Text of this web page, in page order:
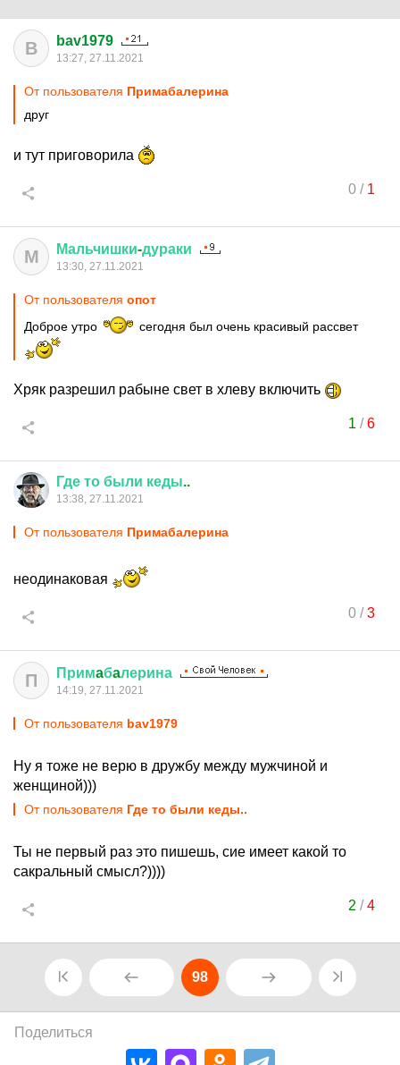
B bav1979
13:27, 27.11.2021
От пользователя Примaбaлерина
друг
и тут приговорила
0/ 1
М Мальчишки-дураки
13:30, 27.11.2021
От пользователя опот
Доброе утро
сегодня был очень красивый рассвет
Хряк разрешил рабыне свет в хлеву включить
1 /6
Где то были кеды..
13:38, 27.11.2021
От пользователя Примaбaлерина
неодинаковая
0/3
П Примaбaлерина
14:19, 27.11.2021
От пользователя bav1979
Ну я тоже не верю в дружбу между мужчиной и
женщиной)))
От пользователя Где то были кеды..
Ты не первый раз это пишешь, сие имеет какой то
сакральный смысл?))))
2 /4
98
Поделиться